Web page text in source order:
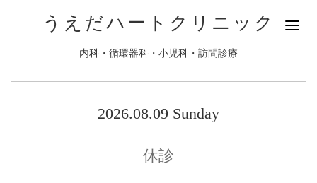
うえだハートクリニック
内科・循環器科・小児科・訪問診療
2026.08.09 Sunday
休診